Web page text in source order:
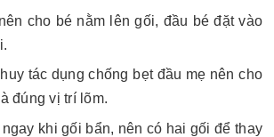
cho bé nằm lên gối, đầu bé đặt vào
tác dụng chống bẹt đầu mẹ nên cho
đúng vị trí lõm.
khi gối bẩn, nên có hai gối để thay